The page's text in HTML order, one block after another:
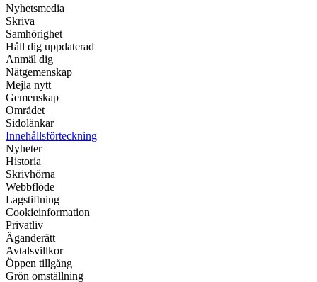
Nyhetsmedia
Skriva
Samhörighet
Håll dig uppdaterad
Anmäl dig
Nätgemenskap
Mejla nytt
Gemenskap
Området
Sidolänkar
Innehållsförteckning
Nyheter
Historia
Skrivhörna
Webbflöde
Lagstiftning
Cookieinformation
Privatliv
Äganderätt
Avtalsvillkor
Öppen tillgång
Grön omställning